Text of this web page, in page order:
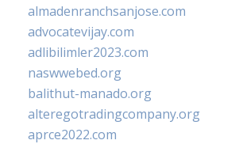
almadenranchsanjose.com
advocatevijay.com
adlibilimler2023.com
naswwebed.org
balithut-manado.org
alteregotradingcompany.org
aprce2022.com